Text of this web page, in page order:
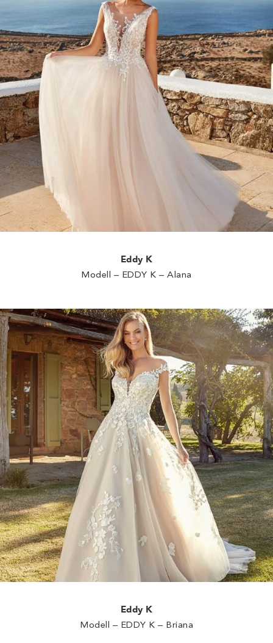
Eddy K
Modell – EDDY K – Alana
Eddy K
Modell – EDDY K – Briana